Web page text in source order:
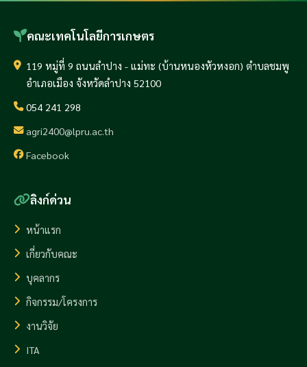
คณะเทคโนโลยีการเกษตร
119 หมู่ที่ 9 ถนนลำปาง - แม่ทะ (บ้านหนองหัวหงอก) ตำบลชมพู
อำเภอเมือง จังหวัดลำปาง 52100
054 241 298
agri2400@lpru.ac.th
Facebook
ลิงก์ด่วน
หน้าแรก
เกี่ยวกับคณะ
บุคลากร
กิจกรรม/โครงการ
งานวิจัย
ITA